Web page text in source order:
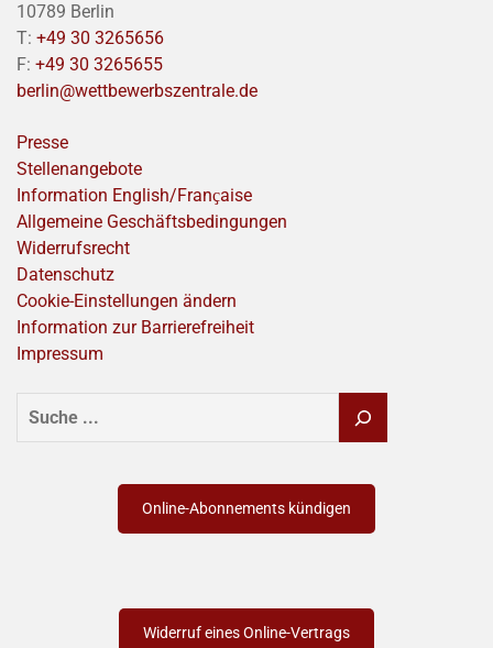
10789 Berlin
T: +49 30 3265656
F: +49 30 3265655
berlin@wettbewerbszentrale.de
Presse
Stellenangebote
Information English/Franҫaise
Allgemeine Geschäftsbedingungen
Widerrufsrecht
Datenschutz
Cookie-Einstellungen ändern
Information zur Barrierefreiheit
Impressum
SUCHEN
Online-Abonnements kündigen
Widerruf eines Online-Vertrags